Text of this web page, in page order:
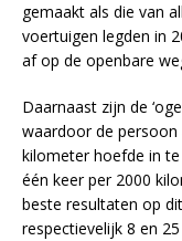
gemaakt als die van
voertuigen legden in
af op de openbare
Daarnaast zijn de
waardoor de
kilometer hoefde in
één keer per 2000
beste resultaten op
respectievelijk 8 en